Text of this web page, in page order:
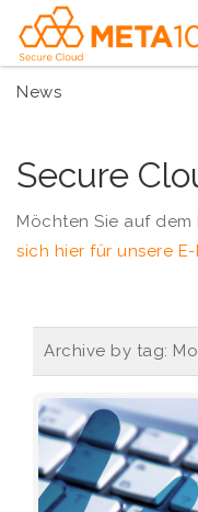
News
Secure
Möchten Sie auf
sich hier für unsere
Archive by tag: